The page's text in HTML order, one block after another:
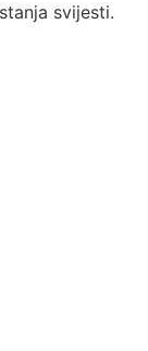
svijesti.